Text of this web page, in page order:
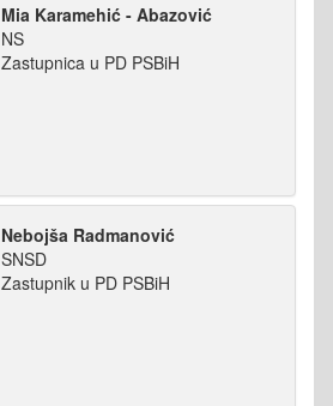
Mia Karamehić - Abazović
NS
Zastupnica u PD PSBiH
Nebojša Radmanović
SNSD
Zastupnik u PD PSBiH